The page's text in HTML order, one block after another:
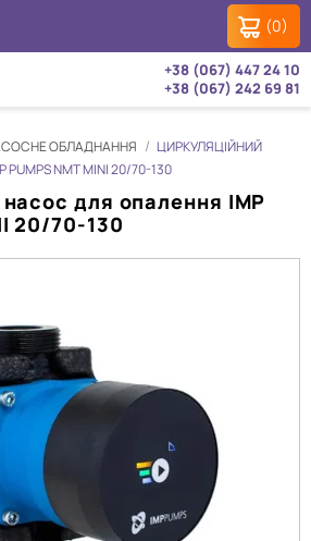
(0)
+38 (067) 447 24 10
+38 (067) 242 69 81
ОБЛАДНАННЯ
ЦИРКУЛЯЦІЙНИЙ
NMT MINI 20/70-130
для опалення IMP
20/70-130